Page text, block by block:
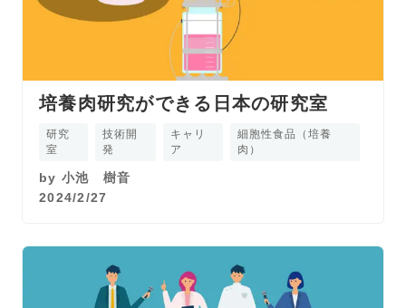
培養肉研究ができる日本の研究室
研究
室
技術開
発
キャリ
ア
細胞性食品（培養
肉）
by 小池 樹音
2024/2/27